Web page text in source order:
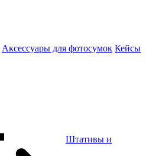
Аксессуары для фотосумок Кейсы
Штативы и